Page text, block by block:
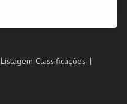
Listagem Classificações